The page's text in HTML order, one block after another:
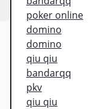
poker online
domino
domino
qiu qiu
bandarqq
pkv
qiu qiu